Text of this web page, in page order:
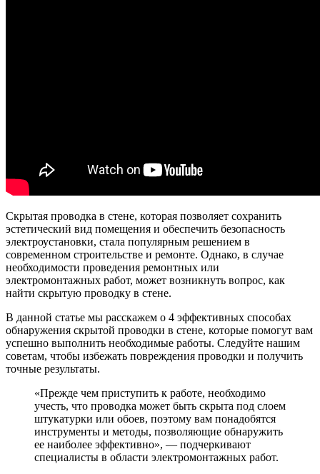
Скрытая проводка в стене, которая позволяет сохранить
эстетический вид помещения и обеспечить безопасность
электроустановки, стала популярным решением в
современном строительстве и ремонте. Однако, в случае
необходимости проведения ремонтных или
электромонтажных работ, может возникнуть вопрос, как
найти скрытую проводку в стене.
В данной статье мы расскажем о 4 эффективных способах
обнаружения скрытой проводки в стене, которые помогут вам
успешно выполнить необходимые работы. Следуйте нашим
советам, чтобы избежать повреждения проводки и получить
точные результаты.
«Прежде чем приступить к работе, необходимо
учесть, что проводка может быть скрыта под слоем
штукатурки или обоев, поэтому вам понадобятся
инструменты и методы, позволяющие обнаружить
ее наиболее эффективно», — подчеркивают
специалисты в области электромонтажных работ.